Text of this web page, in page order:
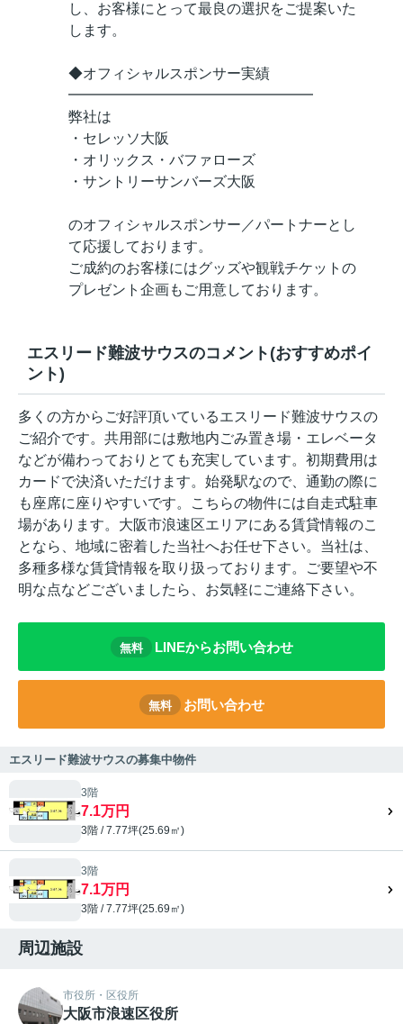
し、お客様にとって最良の選択をご提案いた
します。
◆オフィシャルスポンサー実績
━━━━━━━━━━━━━━━━━
弊社は
・セレッソ大阪
・オリックス・バファローズ
・サントリーサンバーズ大阪
のオフィシャルスポンサー／パートナーとし
て応援しております。
ご成約のお客様にはグッズや観戦チケットの
プレゼント企画もご用意しております。
エスリード難波サウスのコメント(おすすめポイ
ント)
多くの方からご好評頂いているエスリード難波サウスの
ご紹介です。共用部には敷地内ごみ置き場・エレベータ
などが備わっておりとても充実しています。初期費用は
カードで決済いただけます。始発駅なので、通勤の際に
も座席に座りやすいです。こちらの物件には自走式駐車
場があります。大阪市浪速区エリアにある賃貸情報のこ
となら、地域に密着した当社へお任せ下さい。当社は、
多種多様な賃貸情報を取り扱っております。ご要望や不
明な点などございましたら、お気軽にご連絡下さい。
無料 LINEからお問い合わせ
無料 お問い合わせ
エスリード難波サウスの募集中物件
3階
7.1万円
3階 / 7.77坪(25.69㎡)
3階
7.1万円
3階 / 7.77坪(25.69㎡)
周辺施設
市役所・区役所
大阪市浪速区役所